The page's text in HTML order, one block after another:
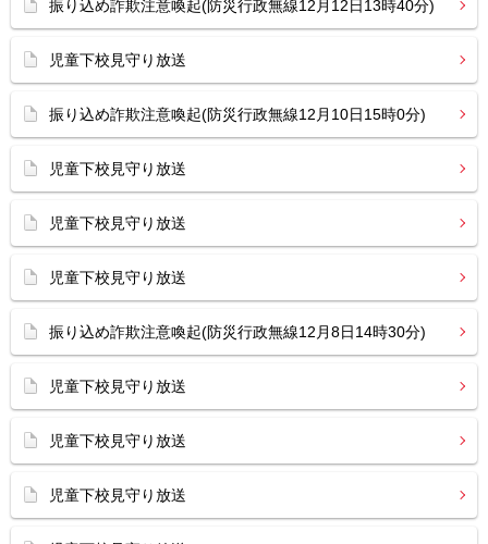
振り込め詐欺注意喚起(防災行政無線12月12日13時40分)
児童下校見守り放送
振り込め詐欺注意喚起(防災行政無線12月10日15時0分)
児童下校見守り放送
児童下校見守り放送
児童下校見守り放送
振り込め詐欺注意喚起(防災行政無線12月8日14時30分)
児童下校見守り放送
児童下校見守り放送
児童下校見守り放送